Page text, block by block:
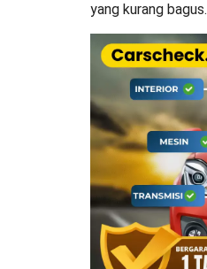
yang kurang bagus.